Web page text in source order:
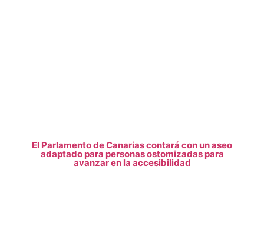
El Parlamento de Canarias contará con un aseo
adaptado para personas ostomizadas para
avanzar en la accesibilidad